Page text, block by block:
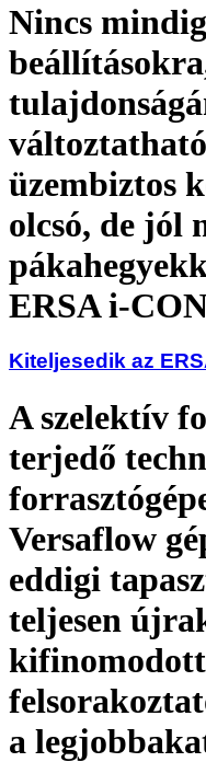
Nincs
üzembiztos
olcsó, de jól
ERSA i-
Kiteljesedik az
A szelektív
terjedő
Versaflow
eddigi
teljesen
a